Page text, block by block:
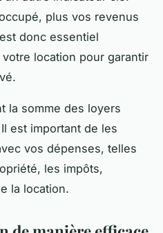
plus vos revenus
donc essentiel
location pour garantir
la somme des loyers
est important de les
vos dépenses, telles
les impôts,
la location.